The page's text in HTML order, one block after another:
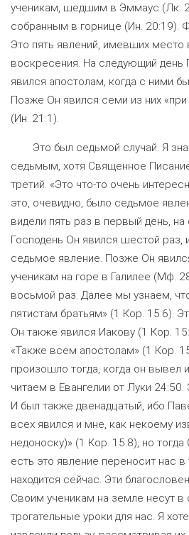
ученикам, шедшим в Эммаус (Лк.
собранным в горнице (Ин. 20:19).
Это пять явлений, имевших место
воскресения. На следующий день
явился апостолам, когда с ними
Позже Он явился семи из них
(Ин. 21:1).
Это был седьмой случай. Я
седьмым, хотя Священное
третий. «Это что-то очень
это, очевидно, было седьмое
видели пять раз в первый день,
Господень Он явился шестой раз,
седьмое явление. Позже Он
ученикам на горе в Галилее (Мф.
восьмой раз. Далее мы узнаем,
пятистам братьям» (1 Кор. 15:6).
Он также явился Иакову (1 Кор.
«Также всем апостолам» (1 Кор.
произошло тогда, когда он
читаем в Евангелии от Луки 24:50.
И был также двенадцатый, ибо
всех явился и мне, как некоему
недоноску)» (1 Кор. 15:8), но
есть это явление переносит нас
находится сейчас. Эти
Своим ученикам на земле несут в
трогательные уроки для нас. Я